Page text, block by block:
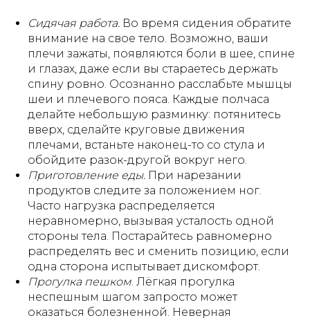
Сидячая работа. Во время сидения обратите
внимание на свое тело. Возможно, ваши
плечи зажаты, появляются боли в шее, спине
и глазах, даже если вы стараетесь держать
спину ровно. Осознанно расслабьте мышцы
шеи и плечевого пояса. Каждые полчаса
делайте небольшую разминку: потянитесь
вверх, сделайте круговые движения
плечами, встаньте наконец-то со стула и
обойдите разок-другой вокруг него.
Приготовление еды. При нарезании
продуктов следите за положением ног.
Часто нагрузка распределяется
неравномерно, вызывая усталость одной
стороны тела. Постарайтесь равномерно
распределять вес и сменить позицию, если
одна сторона испытывает дискомфорт.
Прогулка пешком. Лёгкая прогулка
неспешным шагом запросто может
оказаться болезненной. Неверная